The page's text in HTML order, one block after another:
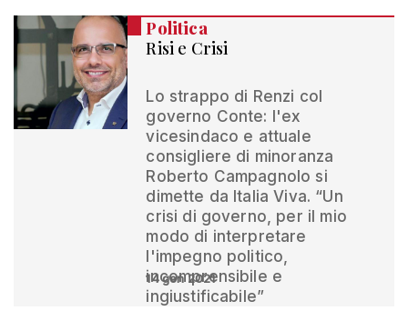
Politica
Risi e Crisi
Lo strappo di Renzi col
governo Conte: l'ex
vicesindaco e attuale
consigliere di minoranza
Roberto Campagnolo si
dimette da Italia Viva. “Un
crisi di governo, per il mio
modo di interpretare
l'impegno politico,
incomprensibile e
ingiustificabile”
14 gen 2021